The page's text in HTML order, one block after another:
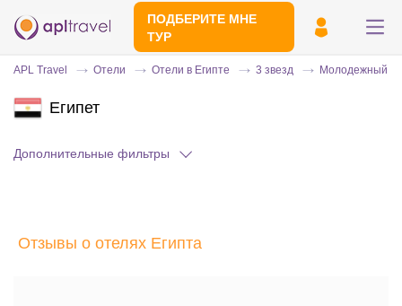
ПОДБЕРИТЕ МНЕ
ТУР
Отправьте свой номер телефона
APL Travel Отели Отели в Египте 3 звезд Молодежный
Египет
Дополнительные фильтры
Отзывы о отелях Египта